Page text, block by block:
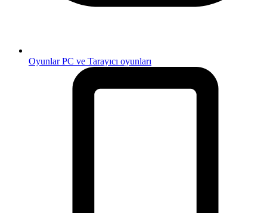
OyunlarPC ve Tarayıcı oyunları